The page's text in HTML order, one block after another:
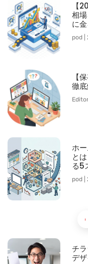
【
相
に
pod
【
徹
ホ
と
る5
pod
チ
デ